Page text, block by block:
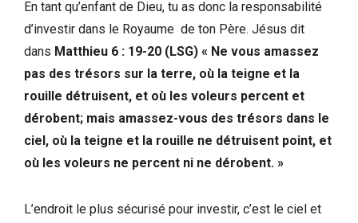
En tant qu’enfant de Dieu, tu as donc la responsabilité
d’investir dans le Royaume de ton Père. Jésus dit
dans Matthieu 6 : 19-20 (LSG) « Ne vous amassez
pas des trésors sur la terre, où la teigne et la
rouille détruisent, et où les voleurs percent et
dérobent; mais amassez-vous des trésors dans le
ciel, où la teigne et la rouille ne détruisent point, et
où les voleurs ne percent ni ne dérobent. »
L’endroit le plus sécurisé pour investir, c’est le ciel et